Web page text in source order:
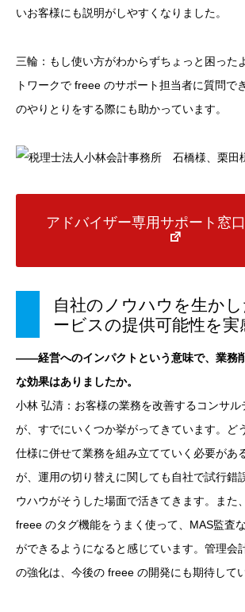
いお客様にも説明がしやすくなりました。
三輪：もし使い方がわからずちょっと困った
トワークで freee のサポート担当者に質問で
のやりとりをする際にも助かっています。
アドバイザー専用サポート窓
自社のノウハウを生か
ービスの提供可能性を実
――経営へのインパクトという意味で、業務
な効果はありましたか。
小林 弘清：お客様の業務を改善するコンサル
が、すでにいくつか挙がってきています。ど
仕様に併せて業務を組み立てていく必要があ
が、運用の切り替えに関しても自社で試行錯
ウハウがそうした場面で活きてきます。また
freee のタグ機能をうまく使って、MAS監査
ができるようになると感じています。管理会
の強化は、今後の freee の開発にも期待して